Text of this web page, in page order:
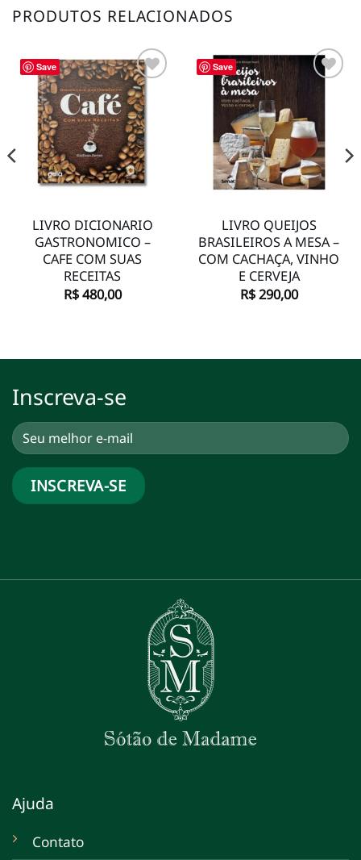
PRODUTOS RELACIONADOS
Save
Adicionar
à lista de
desejos
LIVRO DICIONARIO
GASTRONOMICO –
CAFE COM SUAS
RECEITAS
R$480,00
Save
à lista de
desejos
LIVRO QUEIJOS
BRASILEIROS A MESA –
COM CACHAÇA, VINHO
E CERVEJA
R$290,00
Inscreva-se
Ajuda
Contato